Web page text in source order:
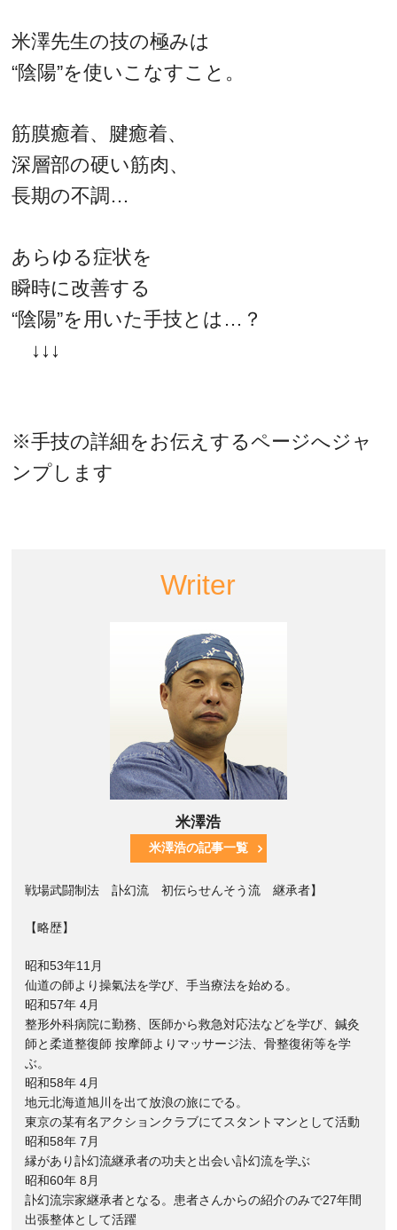
米澤先生の技の極みは
“陰陽”を使いこなすこと。
筋膜癒着、腱癒着、
深層部の硬い筋肉、
長期の不調…
あらゆる症状を
瞬時に改善する
“陰陽”を用いた手技とは…？
↓↓↓
※手技の詳細をお伝えするページへジャ
ンプします
Writer
米澤浩
米澤浩の記事一覧
戦場武闘制法 訃幻流 初伝らせんそう流 継承者】
【略歴】
昭和53年11月
仙道の師より操氣法を学び、手当療法を始める。
昭和57年 4月
整形外科病院に勤務、医師から救急対応法などを学び、鍼灸
師と柔道整復師 按摩師よりマッサージ法、骨整復術等を学
ぶ。
昭和58年 4月
地元北海道旭川を出て放浪の旅にでる。
東京の某有名アクションクラブにてスタントマンとして活動
昭和58年 7月
縁があり訃幻流継承者の功夫と出会い訃幻流を学ぶ
昭和60年 8月
訃幻流宗家継承者となる。患者さんからの紹介のみで27年間
出張整体として活躍